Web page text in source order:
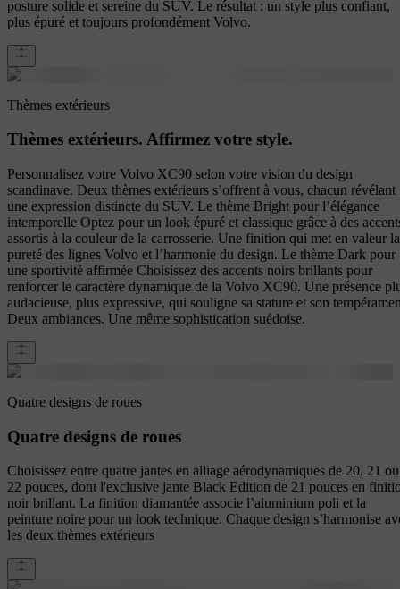
posture solide et sereine du SUV. Le résultat : un style plus confiant,
plus épuré et toujours profondément Volvo.
Thèmes extérieurs
Thèmes extérieurs. Affirmez votre style.
Personnalisez votre Volvo XC90 selon votre vision du design
scandinave. Deux thèmes extérieurs s’offrent à vous, chacun révélant
une expression distincte du SUV. Le thème Bright pour l’élégance
intemporelle Optez pour un look épuré et classique grâce à des
assortis à la couleur de la carrosserie. Une finition qui met en valeur la
pureté des lignes Volvo et l’harmonie du design. Le thème Dark pour
une sportivité affirmée Choisissez des accents noirs brillants pour
renforcer le caractère dynamique de la Volvo XC90. Une présence
audacieuse, plus expressive, qui souligne sa stature et son
Deux ambiances. Une même sophistication suédoise.
Quatre designs de roues
Quatre designs de roues
Choisissez entre quatre jantes en alliage aérodynamiques de 20, 21 ou
22 pouces, dont l'exclusive jante Black Edition de 21 pouces en
noir brillant. La finition diamantée associe l’aluminium poli et la
peinture noire pour un look technique. Chaque design s’harmonise
les deux thèmes extérieurs